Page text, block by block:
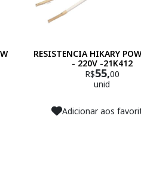
RESISTENCIA HIKARY
- 220V -21K412
R$55,00
unid
Adicionar aos